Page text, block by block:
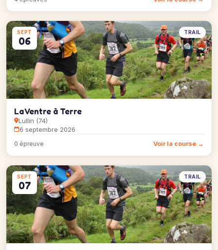
SEPT
06
TRAIL
La Ventre à Terre
Lullin (74)
6 septembre 2026
0 épreuve Voir la course →
SEPT
07
TRAIL